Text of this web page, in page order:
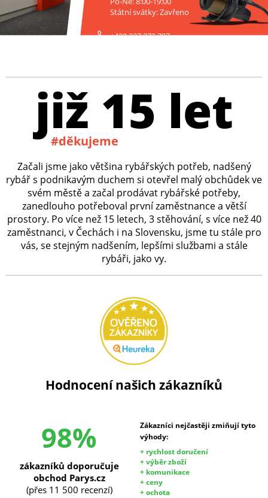
Státní svátky: Zavřeno
+420 227 272 797
již 15 let
#děkujeme
Začali jsme jako většina rybářských potřeb, nadšený
rybář s podnikavým duchem si otevřel malý obchůdek ve
svém městě a začal prodávat rybářské potřeby,
zanedlouho potřeboval první zaměstnance a větší
prostory. Po více než 15 letech, 3 stěhování, s více než 40
zaměstnanci, v Čechách i na Slovensku, jsme tu stále pro
vás, se stejným nadšením, lepšími službami a stále
rybáři, jako vy.
Hodnocení našich zákazníků
98%
Zákazníci nejčastěji zmiňují tyto
výhody:
+ rychlost doručení
+ výběr zboží
+ komunikace
+ ceny
+ ochota
zákazníků doporučuje
obchod Parys.cz
(přes 11 500 recenzí)